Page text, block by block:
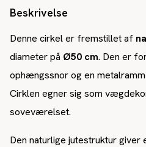
Beskrivelse
Denne cirkel er fremstillet af
diameter på Ø50 cm. Den er
ophængssnor og en
Cirklen egner sig som
soveværelset.
Den naturlige jutestruktur giver